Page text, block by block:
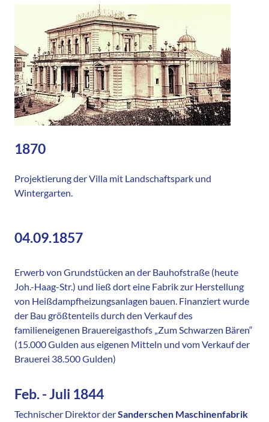
1870
Projektierung der Villa mit Landschaftspark und
Wintergarten.
04.09.1857
Erwerb von Grundstücken an der Bauhofstraße (heute
Joh.-Haag-Str.) und ließ dort eine Fabrik zur Herstellung
von Heißdampfheizungsanlagen bauen. Finanziert wurde
der Bau größtenteils durch den Verkauf des
familieneigenen Brauereigasthofs „Zum Schwarzen Bären“
(15.000 Gulden aus eigenen Mitteln und vom Verkauf der
Brauerei 38.500 Gulden)
Feb. - Juli 1844
Technischer Direktor derSanderschen Maschinenfabrik